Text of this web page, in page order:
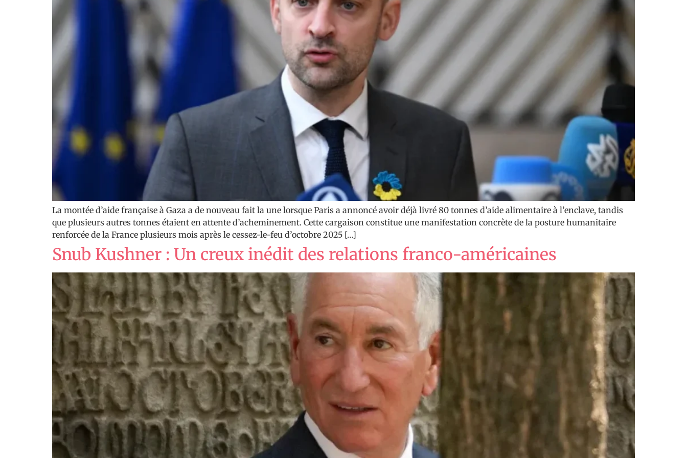
La montée d’aide française à Gaza a de nouveau fait la une lorsque Paris a annoncé avoir déjà livré 80 tonnes d’aide alimentaire à l’enclave, tandis
que plusieurs autres tonnes étaient en attente d’acheminement. Cette cargaison constitue une manifestation concrète de la posture humanitaire
renforcée de la France plusieurs mois après le cessez-le-feu d’octobre 2025 […]
Snub Kushner : Un creux inédit des relations franco-américaines